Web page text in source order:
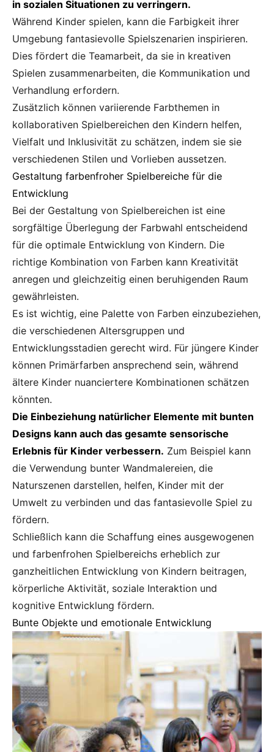
in sozialen Situationen zu verringern.
Während Kinder spielen, kann die Farbigkeit ihrer
Umgebung fantasievolle Spielszenarien inspirieren.
Dies fördert die Teamarbeit, da sie in kreativen
Spielen zusammenarbeiten, die Kommunikation und
Verhandlung erfordern.
Zusätzlich können variierende Farbthemen in
kollaborativen Spielbereichen den Kindern helfen,
Vielfalt und Inklusivität zu schätzen, indem sie sie
verschiedenen Stilen und Vorlieben aussetzen.
Gestaltung farbenfroher Spielbereiche für die
Entwicklung
Bei der Gestaltung von Spielbereichen ist eine
sorgfältige Überlegung der Farbwahl entscheidend
für die optimale Entwicklung von Kindern. Die
richtige Kombination von Farben kann Kreativität
anregen und gleichzeitig einen beruhigenden Raum
gewährleisten.
Es ist wichtig, eine Palette von Farben einzubeziehen,
die verschiedenen Altersgruppen und
Entwicklungsstadien gerecht wird. Für jüngere Kinder
können Primärfarben ansprechend sein, während
ältere Kinder nuanciertere Kombinationen schätzen
könnten.
Die Einbeziehung natürlicher Elemente mit bunten
Designs kann auch das gesamte sensorische
Erlebnis für Kinder verbessern. Zum Beispiel kann
die Verwendung bunter Wandmalereien, die
Naturszenen darstellen, helfen, Kinder mit der
Umwelt zu verbinden und das fantasievolle Spiel zu
fördern.
Schließlich kann die Schaffung eines ausgewogenen
und farbenfrohen Spielbereichs erheblich zur
ganzheitlichen Entwicklung von Kindern beitragen,
körperliche Aktivität, soziale Interaktion und
kognitive Entwicklung fördern.
Bunte Objekte und emotionale Entwicklung